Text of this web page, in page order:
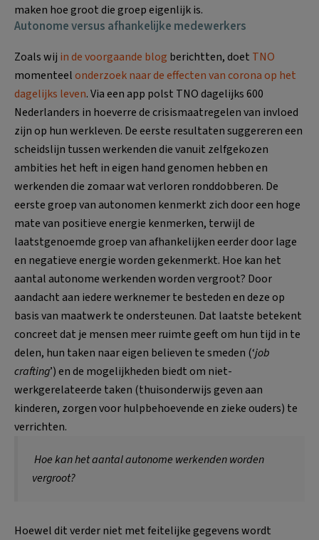
maken hoe groot die groep eigenlijk is.
Autonome versus afhankelijke medewerkers
Zoals wij in de voorgaande blog berichtten, doet TNO
momenteelonderzoek naar de effecten van corona op het
dagelijks leven. Via een app polst TNO dagelijks 600
Nederlanders in hoeverre de crisismaatregelen van invloed
zijn op hun werkleven. De eerste resultaten suggereren een
scheidslijn tussen werkenden die vanuit zelfgekozen
ambities het heft in eigen hand genomen hebben en
werkenden die zomaar wat verloren ronddobberen. De
eerste groep van autonomen kenmerkt zich door een hoge
mate van positieve energie kenmerken, terwijl de
laatstgenoemde groep van afhankelijken eerder door lage
en negatieve energie worden gekenmerkt. Hoe kan het
aantal autonome werkenden worden vergroot? Door
aandacht aan iedere werknemer te besteden en deze op
basis van maatwerk te ondersteunen. Dat laatste betekent
concreet dat je mensen meer ruimte geeft om hun tijd in te
delen, hun taken naar eigen believen te smeden (‘job
crafting’) en de mogelijkheden biedt om niet-
werkgerelateerde taken (thuisonderwijs geven aan
kinderen, zorgen voor hulpbehoevende en zieke ouders) te
verrichten.
Hoe kan het aantal autonome werkenden worden
vergroot?
Hoewel dit verder niet met feitelijke gegevens wordt